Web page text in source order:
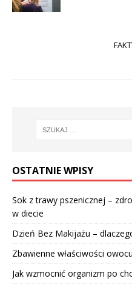
OSTATNIE WPISY
Sok z trawy pszenicznej –
w diecie
Dzień Bez Makijażu –
Zbawienne właściwości
Jak wzmocnić organizm po